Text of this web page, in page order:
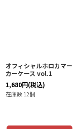
オフィシャルホロカマー
カーケース vol.1
1,680円(税込)
在庫数 12個